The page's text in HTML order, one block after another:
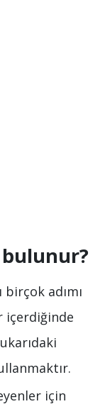
adımı
içerdiğinde
için